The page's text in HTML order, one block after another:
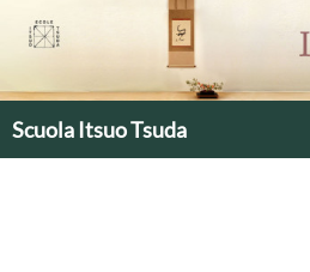
Scuola Itsuo Tsuda